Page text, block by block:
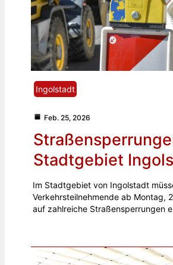
Ingolstadt
Feb. 25, 2026
Stadtgebiet
Im Stadtgebiet von Ingolstadt
Verkehrsteilnehmende ab Montag,
auf zahlreiche Straßensperrungen